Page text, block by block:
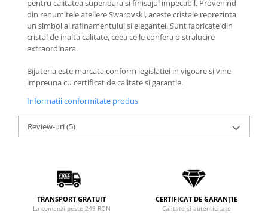
Brățări de picior din Aur
Brățări de picior din Argint
COLIERE
Argint
Coliere cu pietre semiprețioase
pentru calitatea superioara si finisajul impecabil. Provenind
din renumitele ateliere Swarovski, aceste cristale reprezinta
un simbol al rafinamentului si elegantei. Sunt fabricate din
cristal de inalta calitate, ceea ce le confera o stralucire
extraordinara.
Bijuteria este marcata conform legislatiei in vigoare si vine
impreuna cu certificat de calitate si garantie.
Informatii conformitate produs
Review-uri(5)
TRANSPORT GRATUIT
La comenzi peste 249 RON
CERTIFICAT DE GARANȚIE
Calitate și autenticitate